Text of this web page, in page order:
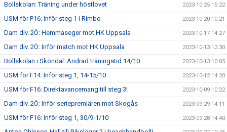
Bollskolan: Träning under höstlovet 2023-10-25 15:22
USM för P16: Inför steg 1 i Rimbo 2023-10-20 10:21
Dam div. 2Ö: Hemmaseger mot HK Uppsala 2023-10-17 14:27
Dam div. 2Ö: Inför match mot HK Uppsala 2023-10-13 12:30
Bollskolan i Sköndal: Ändrad träningstid 14/10 2023-10-13 10:05
USM för F14: Inför steg 1, 14-15/10 2023-10-12 14:20
USM för F16: Direktavancemang till steg 3! 2023-10-09 10:22
Dam div. 2Ö: Inför seriepremiären mot Skogås 2023-09-29 14:11
USM för F16: Inför steg 1, 30/9-1/10 2023-09-28 14:40